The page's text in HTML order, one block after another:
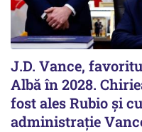
J.D. Vance,
Albă în 2028.
fost ales Rubio și
administrație